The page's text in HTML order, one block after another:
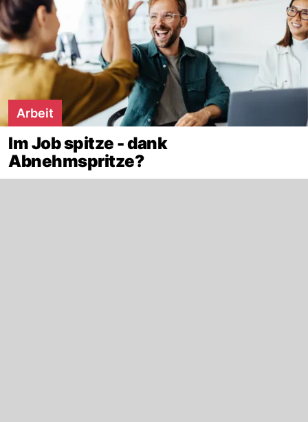
Arbeit
Im Job spitze - dank
Abnehmspritze?